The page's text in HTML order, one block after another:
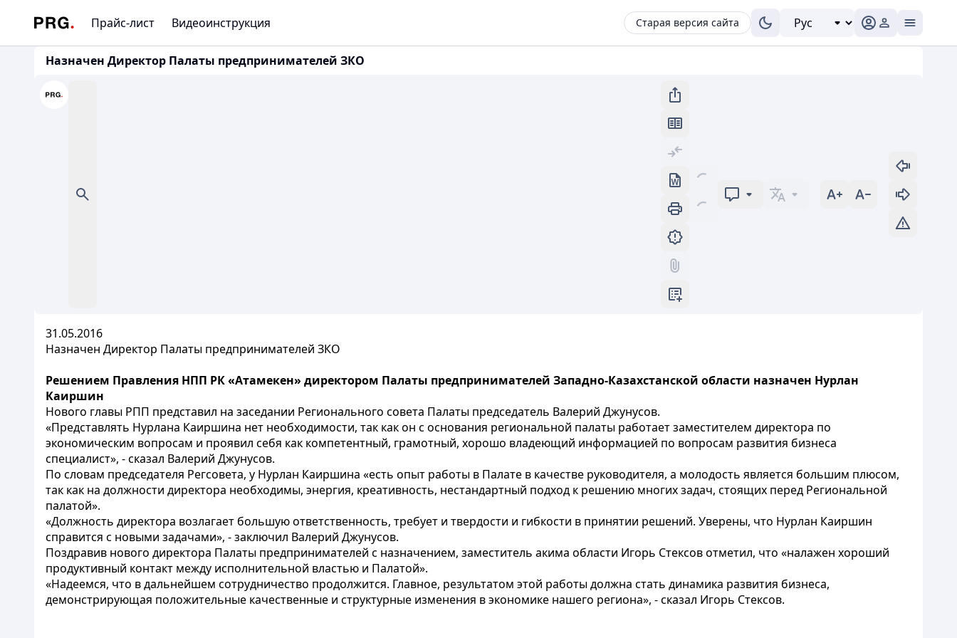
Прайс-лист Видеоинструкция Старая версия сайта
Назначен Директор Палаты предпринимателей ЗКО
31.05.2016
Назначен Директор Палаты предпринимателей ЗКО
Решением Правления НПП РК «Атамекен» директором Палаты предпринимателей Западно-Казахстанской области назначен Нурлан
Каиршин
Нового главы РПП представил на заседании Регионального совета Палаты председатель Валерий Джунусов.
«Представлять Нурлана Каиршина нет необходимости, так как он с основания региональной палаты работает заместителем директора по
экономическим вопросам и проявил себя как компетентный, грамотный, хорошо владеющий информацией по вопросам развития бизнеса
специалист», - сказал Валерий Джунусов.
По словам председателя Регсовета, у Нурлан Каиршина «есть опыт работы в Палате в качестве руководителя, а молодость является большим плюсом,
так как на должности директора необходимы, энергия, креативность, нестандартный подход к решению многих задач, стоящих перед Региональной
палатой».
«Должность директора возлагает большую ответственность, требует и твердости и гибкости в принятии решений. Уверены, что Нурлан Каиршин
справится с новыми задачами», - заключил Валерий Джунусов.
Поздравив нового директора Палаты предпринимателей с назначением, заместитель акима области Игорь Стексов отметил, что «налажен хороший
продуктивный контакт между исполнительной властью и Палатой».
«Надеемся, что в дальнейшем сотрудничество продолжится. Главное, результатом этой работы должна стать динамика развития бизнеса,
демонстрирующая положительные качественные и структурные изменения в экономике нашего региона», - сказал Игорь Стексов.